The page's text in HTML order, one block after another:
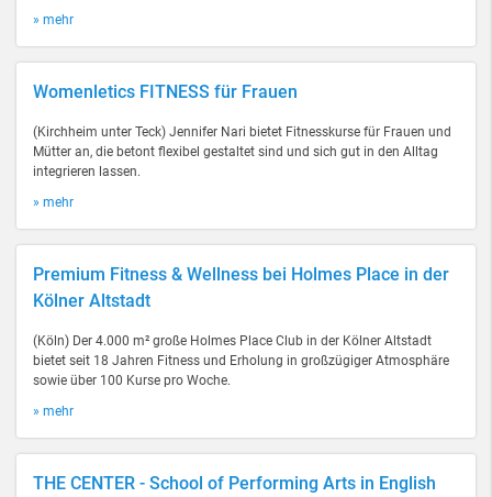
» mehr
Womenletics FITNESS für Frauen
(Kirchheim unter Teck) Jennifer Nari bietet Fitnesskurse für Frauen und
Mütter an, die betont flexibel gestaltet sind und sich gut in den Alltag
integrieren lassen.
» mehr
Premium Fitness & Wellness bei Holmes Place in der
Kölner Altstadt
(Köln) Der 4.000 m² große Holmes Place Club in der Kölner Altstadt
bietet seit 18 Jahren Fitness und Erholung in großzügiger Atmosphäre
sowie über 100 Kurse pro Woche.
» mehr
THE CENTER - School of Performing Arts in English